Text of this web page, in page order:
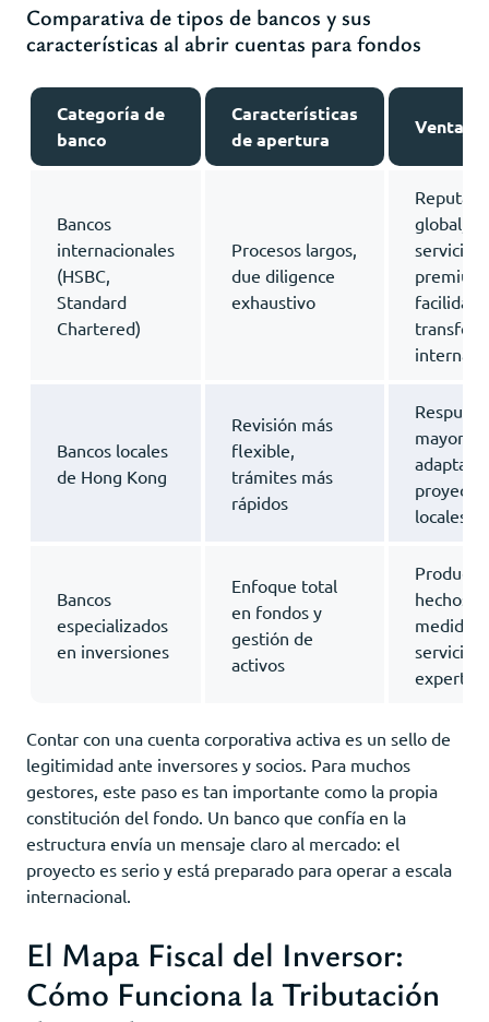
Comparativa de tipos de bancos y sus
características al abrir cuentas para fondos
Categoría de
banco
Características
de apertura
Ventajas
Bancos
internacionales
(HSBC,
Standard
Chartered)
Procesos largos,
due diligence
exhaustivo
global,
servicios
premium,
facilidad
Bancos locales
de Hong Kong
Revisión más
flexible,
trámites más
rápidos
mayor
locales
Bancos
especializados
en inversiones
Enfoque total
en fondos y
gestión de
activos
hechos a
medida,
servicios
expertos
Contar con una cuenta corporativa activa es un sello de
legitimidad ante inversores y socios. Para muchos
gestores, este paso es tan importante como la propia
constitución del fondo. Un banco que confía en la
estructura envía un mensaje claro al mercado: el
proyecto es serio y está preparado para operar a escala
internacional.
El Mapa Fiscal del Inversor:
Cómo Funciona la Tributación